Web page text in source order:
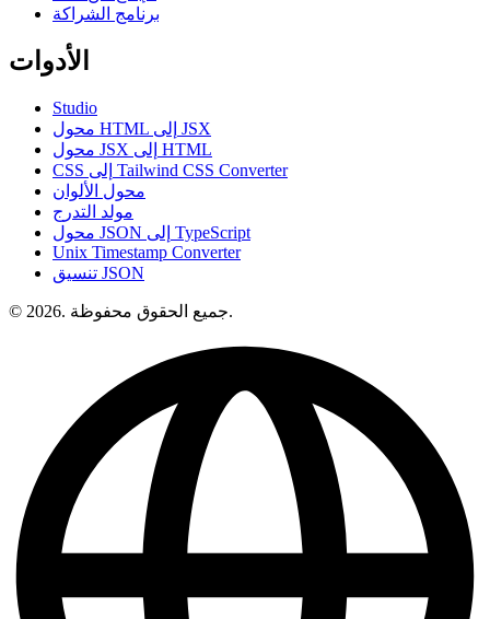
برنامج الشراكة
الأدوات
Studio
محول HTML إلى JSX
محول JSX إلى HTML
CSS إلى Tailwind CSS Converter
محول الألوان
مولد التدرج
محول JSON إلى TypeScript
Unix Timestamp Converter
تنسيق JSON
© 2026. جميع الحقوق محفوظة.